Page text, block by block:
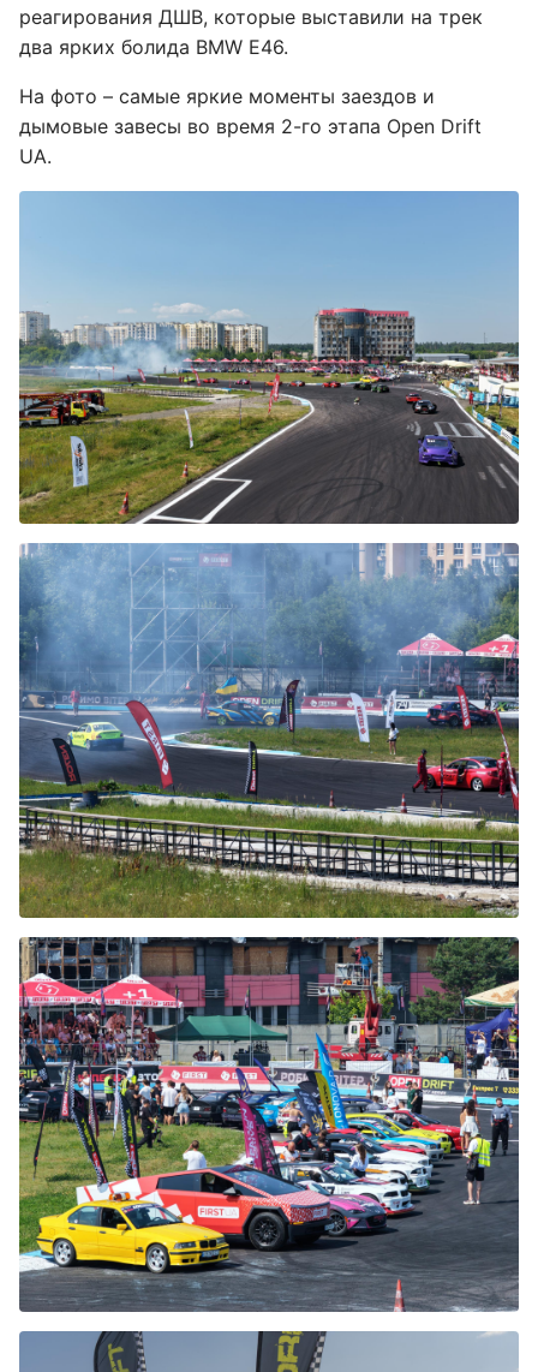
реагирования ДШВ, которые выставили на трек
два ярких болида BMW E46.
На фото – самые яркие моменты заездов и
дымовые завесы во время 2-го этапа Open Drift
UA.